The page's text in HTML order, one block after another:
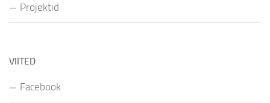
Projektid
VIITED
Facebook